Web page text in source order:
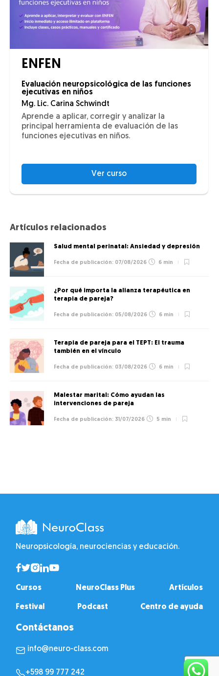
ENFEN
Evaluación neuropsicológica de las funciones
ejecutivas en niños
Mg. Lic. Carina Schwindt
Aprende a aplicar, corregir y analizar la
principal herramienta de evaluación de las
funciones ejecutivas en niños.
Ver curso
Artículos relacionados
Salud mental perinatal: Ansiedad y depresión
07/08/2026 6 min
¿Por qué importa la alianza terapéutica en
terapia de pareja?
05/08/2026 6 min
Terapia de pareja para el TEPT: El trauma
también en el vínculo
03/08/2026 6 min
Malestar marital: Cómo ayudan las
intervenciones de pareja
31/07/2026 5 min
Neuropsicología, neurociencias y educación.
Cursos NeuroClass Plus Artículos
Festival Podcast Centro de ayuda
Contáctanos
info@neuro-class.com
+598 99 777 242